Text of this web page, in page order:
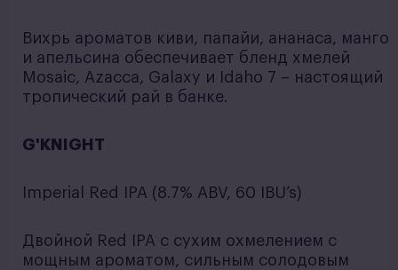
Вихрь ароматов киви, папайи, ананаса, манго
и апельсина обеспечивает бленд хмелей
Mosaic, Azacca, Galaxy и Idaho 7 – настоящий
тропический рай в банке.
G'KNIGHT
Imperial Red IPA (8.7% ABV, 60 IBU’s)
Двойной Red IPA с сухим охмелением с
мощным ароматом, сильным солодовым